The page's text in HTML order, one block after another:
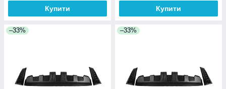
Купити Купити
–33% –33%